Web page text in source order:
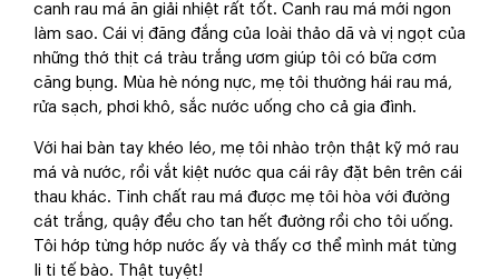
canh rau má ăn giải nhiệt rất tốt. Canh rau má mới ngon
làm sao. Cái vị đăng đắng của loài thảo dã và vị ngọt của
những thớ thịt cá tràu trắng ươm giúp tôi có bữa cơm
căng bụng. Mùa hè nóng nực, mẹ tôi thường hái rau má,
rửa sạch, phơi khô, sắc nước uống cho cả gia đình.
Với hai bàn tay khéo léo, mẹ tôi nhào trộn thật kỹ mớ rau
má và nước, rồi vắt kiệt nước qua cái rây đặt bên trên cái
thau khác. Tinh chất rau má được mẹ tôi hòa với đường
cát trắng, quậy đều cho tan hết đường rồi cho tôi uống.
Tôi hớp từng hớp nước ấy và thấy cơ thể mình mát từng
li ti tế bào. Thật tuyệt!